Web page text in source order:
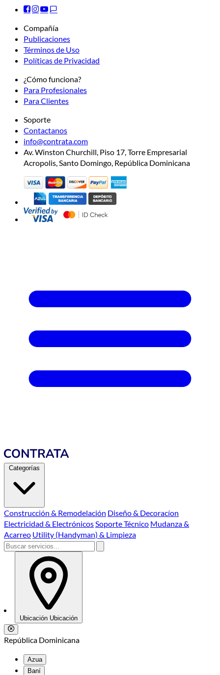
Compañía
Publicaciones
Términos de Uso
Políticas de Privacidad
¿Cómo funciona?
Para Profesionales
Para Clientes
Soporte
Contactanos
info@contrata.com
Av. Winston Churchill, Piso 17, Torre Empresarial
Acropolis, Santo Domingo, República Dominicana
Categorías
Construcción & Remodelación Diseño & Decoracíon
Electricidad & ElectrónicosSoporte Técnico Mudanza &
Acarreo Utility (Handyman) & Limpieza
Ubicación Ubicación
República Dominicana
Azua
Baní